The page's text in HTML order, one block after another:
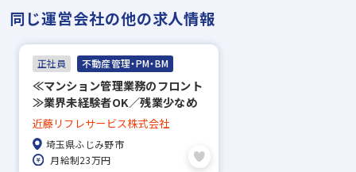
面接（オンライン面接可）
▼
内定
※入社時期は相談に応じます。
※現在、在職中の方も積極的にご応募くださ
い。応募の秘密は厳守いたします。
同じ運営会社の他の求人情報
正社員 不動産管理・PM・BM
≪マンション管理業務のフロント
≫業界未経験者OK／残業少なめ
／充実した福利厚生あり
近藤リフレサービス株式会社
埼玉県ふじみ野市
月給制23万円